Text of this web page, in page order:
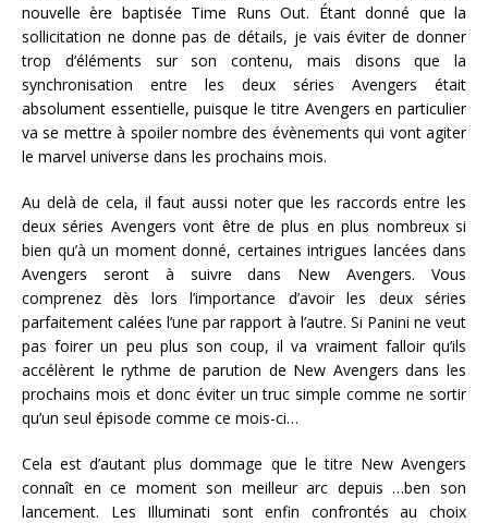
nouvelle ère baptisée Time Runs Out. Étant donné que la
sollicitation ne donne pas de détails, je vais éviter de donner
trop d’éléments sur son contenu, mais disons que la
synchronisation entre les deux séries Avengers était
absolument essentielle, puisque le titre Avengers en particulier
va se mettre à spoiler nombre des évènements qui vont agiter
le marvel universe dans les prochains mois.
Au delà de cela, il faut aussi noter que les raccords entre les
deux séries Avengers vont être de plus en plus nombreux si
bien qu’à un moment donné, certaines intrigues lancées dans
Avengers seront à suivre dans New Avengers. Vous
comprenez dès lors l’importance d’avoir les deux séries
parfaitement calées l’une par rapport à l’autre. Si Panini ne veut
pas foirer un peu plus son coup, il va vraiment falloir qu’ils
accélèrent le rythme de parution de New Avengers dans les
prochains mois et donc éviter un truc simple comme ne sortir
qu’un seul épisode comme ce mois-ci…
Cela est d’autant plus dommage que le titre New Avengers
connaît en ce moment son meilleur arc depuis …ben son
lancement. Les Illuminati sont enfin confrontés au choix